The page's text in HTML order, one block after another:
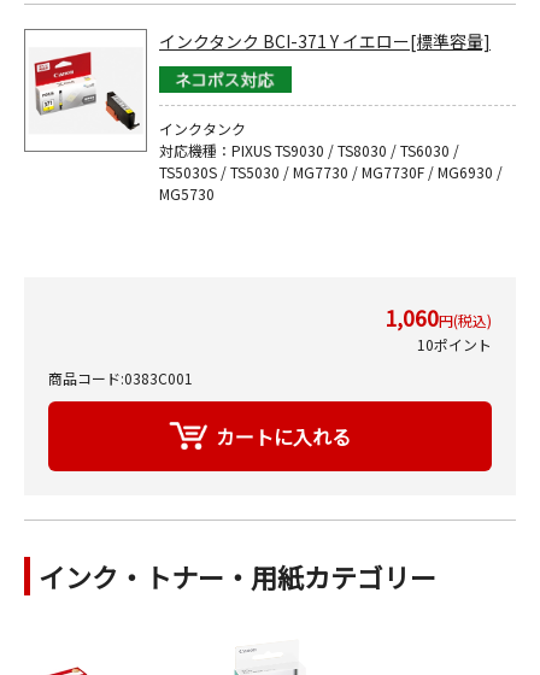
インクタンク BCI-371 Y イエロー[標準容量]
インクタンク
対応機種：PIXUS TS9030 / TS8030 / TS6030 /
TS5030S / TS5030 / MG7730 / MG7730F / MG6930 /
MG5730
1,060円(税込)
10ポイント
商品コード:0383C001
インク・トナー・用紙カテゴリー